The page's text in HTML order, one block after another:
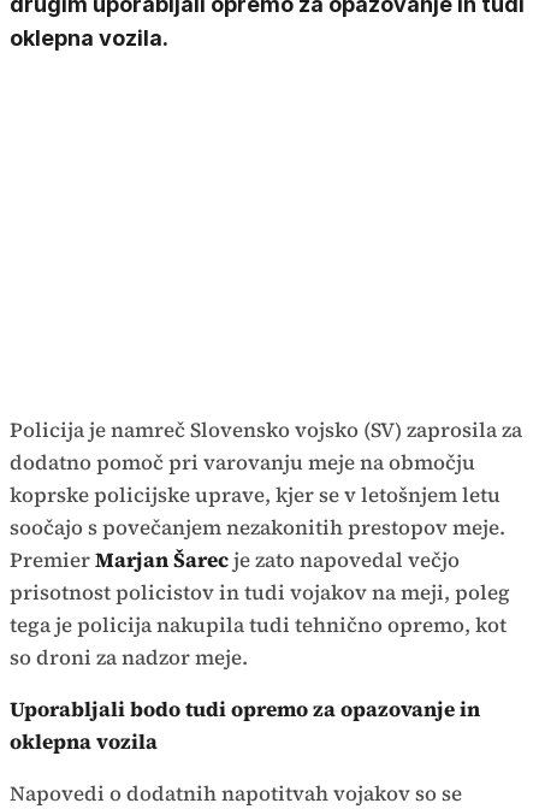
oklepna vozila.
Policija je namreč Slovensko vojsko (SV) zaprosila za
dodatno pomoč pri varovanju meje na območju
koprske policijske uprave, kjer se v letošnjem letu
soočajo s povečanjem nezakonitih prestopov meje.
PremierMarjan Šarecje zato napovedal večjo
prisotnost policistov in tudi vojakov na meji, poleg
tega je policija nakupila tudi tehnično opremo, kot
so droni za nadzor meje.
Uporabljali bodo tudi opremo za opazovanje in
oklepna vozila
Napovedi o dodatnih napotitvah vojakov so se